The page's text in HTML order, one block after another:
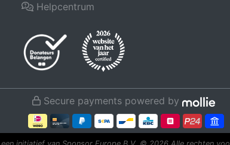
Helpcentrum
Secure payments powered by